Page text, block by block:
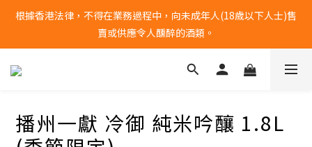
全單購物滿港幣$1000 | 免運費
根據香港法律，不得在業務過程中，向未成年人(18歲以下人士)售
賣或供應令人醺醉的酒類。
全單購物滿港幣$1000 | 免運費
播州一獻 冷御 純米吟釀 1.8L